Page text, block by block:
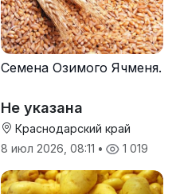
Семена Озимого Ячменя.
Не указана
Краснодарский край
8 июл 2026, 08:11 • 1 019